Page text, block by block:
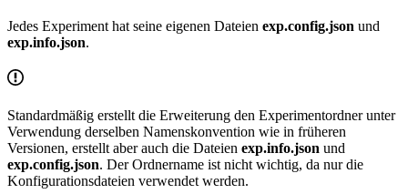
Jedes Experiment hat seine eigenen Dateien exp.config.json und
exp.info.json.
Standardmäßig erstellt die Erweiterung den Experimentordner unter
Verwendung derselben Namenskonvention wie in früheren
Versionen, erstellt aber auch die Dateien exp.info.json und
exp.config.json. Der Ordnername ist nicht wichtig, da nur die
Konfigurationsdateien verwendet werden.